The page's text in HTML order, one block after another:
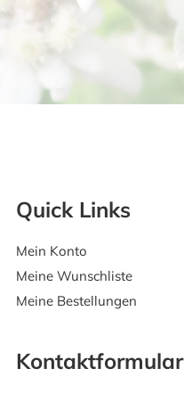
Quick Links
Mein Konto
Meine Wunschliste
Meine Bestellungen
Kontaktformular